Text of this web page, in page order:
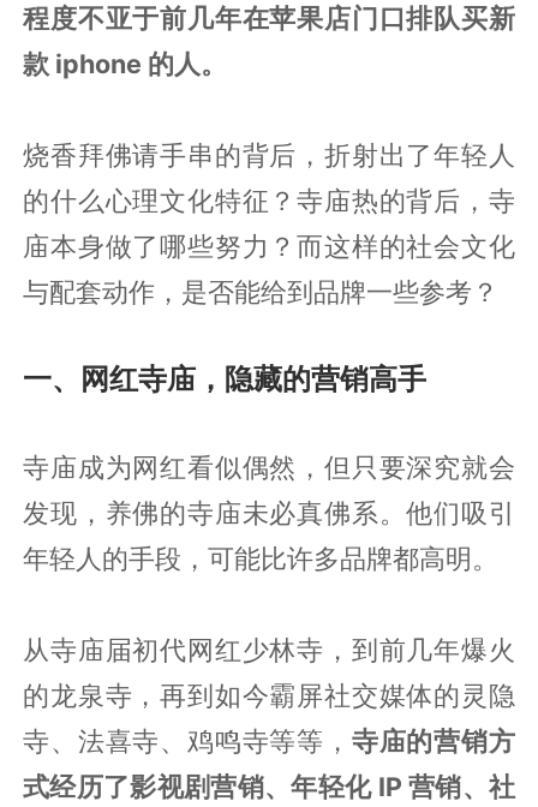
程度不亚于前几年在苹果店门口排队买新
款 iphone 的人。
烧香拜佛请手串的背后，折射出了年轻人
的什么心理文化特征？寺庙热的背后，寺
庙本身做了哪些努力？而这样的社会文化
与配套动作，是否能给到品牌一些参考？
一、网红寺庙，隐藏的营销高手
寺庙成为网红看似偶然，但只要深究就会
发现，养佛的寺庙未必真佛系。他们吸引
年轻人的手段，可能比许多品牌都高明。
从寺庙届初代网红少林寺，到前几年爆火
的龙泉寺，再到如今霸屏社交媒体的灵隐
寺、法喜寺、鸡鸣寺等等， 寺庙的营销方
式经历了影视剧营销、年轻化 IP 营销、社